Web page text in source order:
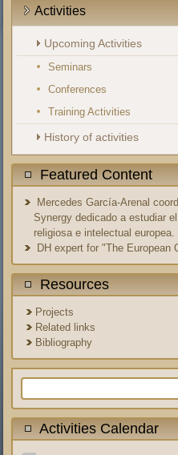
Activities
Upcoming Activities
Seminars
Conferences
Training Activities
History of activities
Featured Content
Mercedes García-Arenal
Synergy dedicado a estudiar
religiosa e intelectual europea.
DH expert for "The European
Resources
Projects
Related links
Bibliography
Search form
Activities Calendar